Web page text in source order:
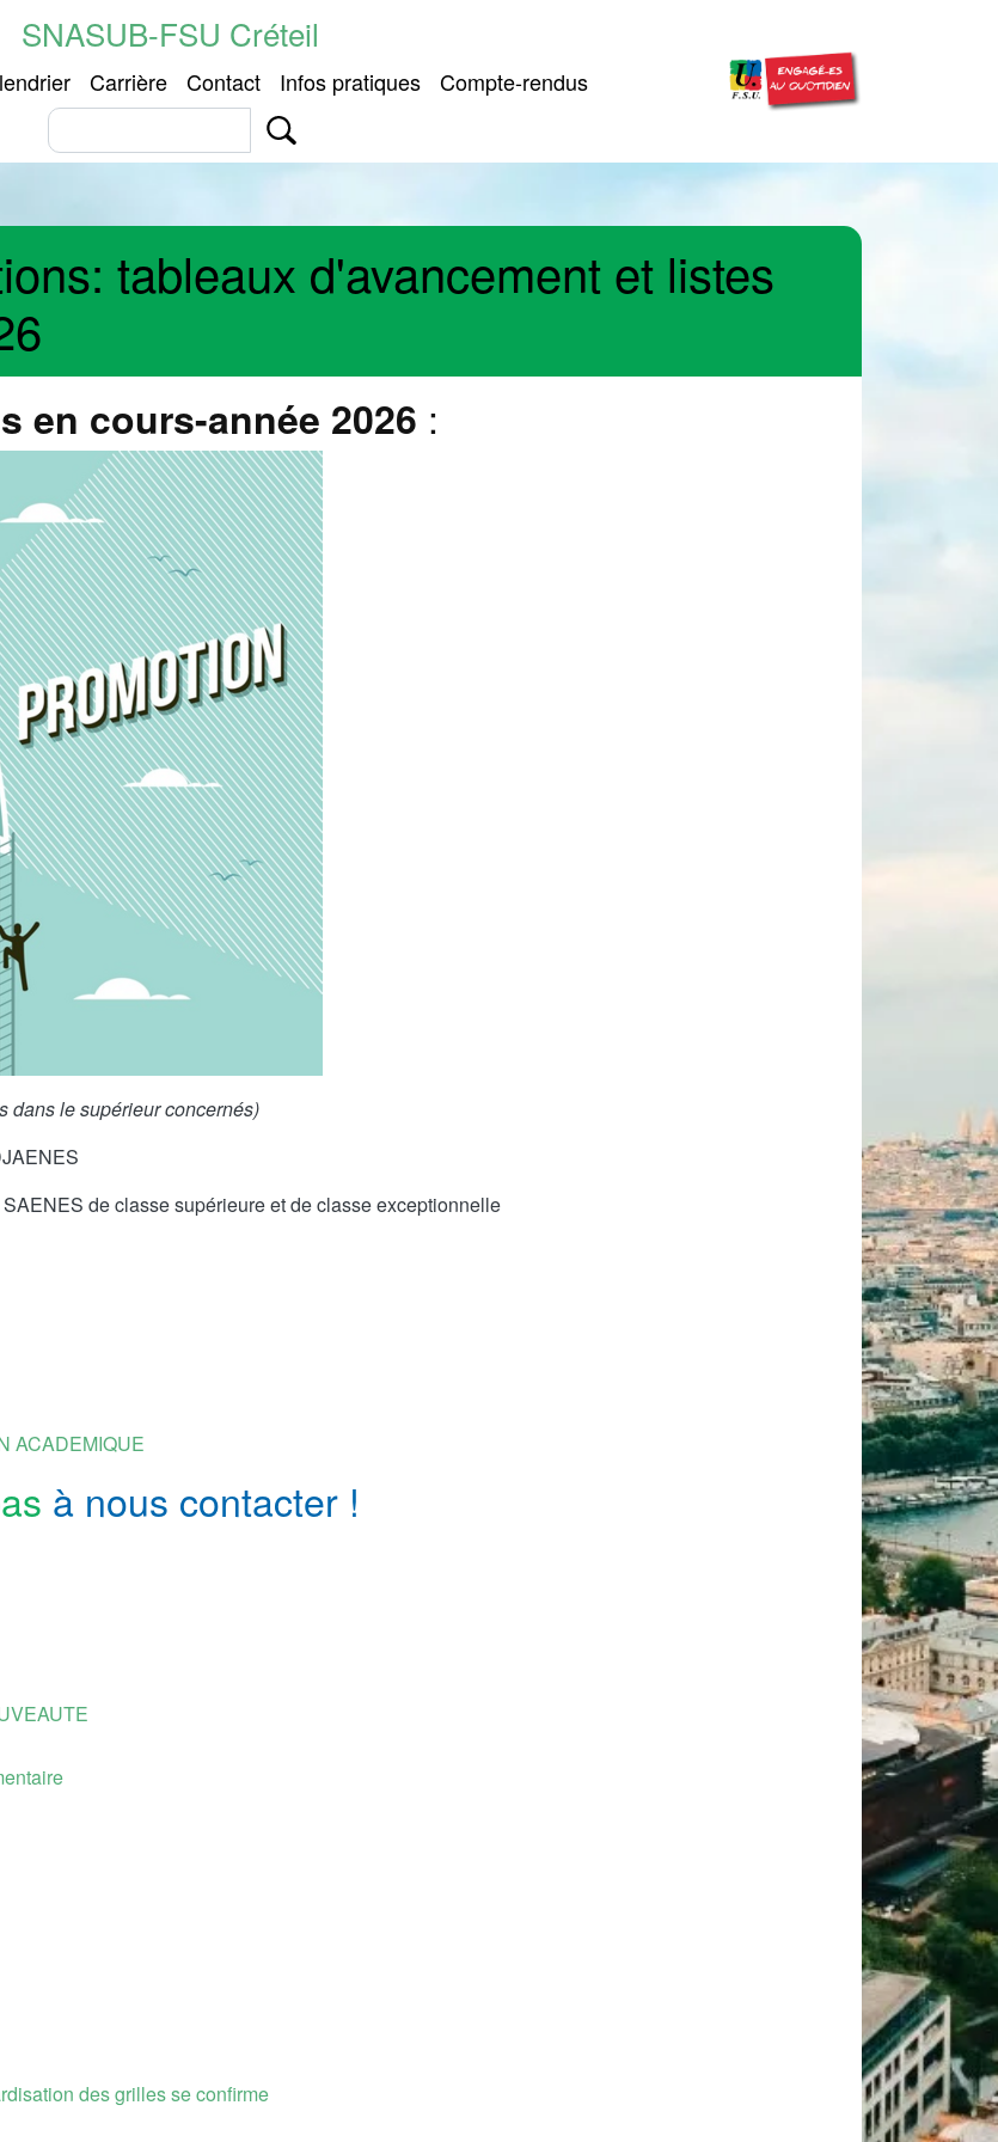
Aller au contenu principal
SNASUB-FSU Créteil
Carrière Contact Infos pratiques Compte-rendus
tableaux d'avancement et listes
en cours-année 2026 :
dans le supérieur concernés)
de classe supérieure et de classe exceptionnelle
ACADEMIQUE
à nous contacter !
des grilles se confirme